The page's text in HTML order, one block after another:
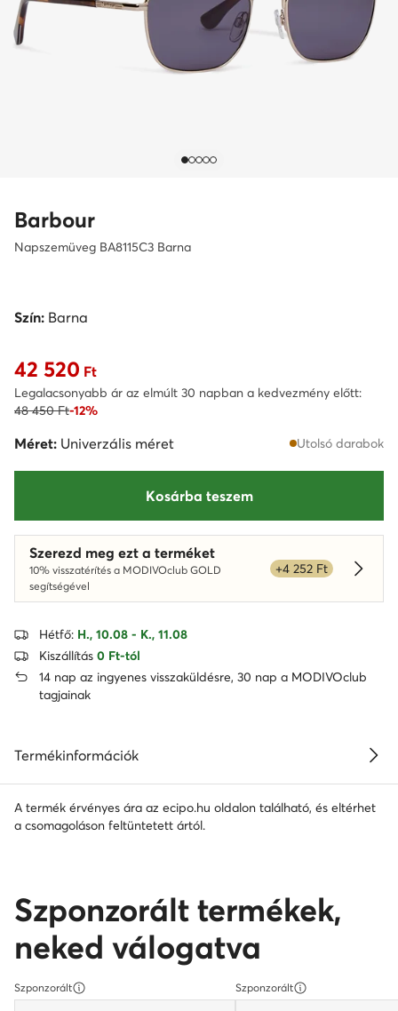
Barbour
Napszemüveg BA8115C3 Barna
Szín: Barna
Aktuális ár 42 520 Ft
42 520 Ft
Legalacsonyabb ár az elmúlt 30 napban a kedvezmény előtt:
48 450 Ft-12%
Méret: Univerzális méret Utolsó darabok
Kosárba teszem
Szerezd meg ezt a terméket
10% visszatérítés a MODIVOclub GOLD
segítségével
+4 252 Ft
Hétfő: H., 10.08 - K., 11.08
Kiszállítás 0 Ft-tól
14 nap az ingyenes visszaküldésre, 30 nap a MODIVOclub
tagjainak
Termékinformációk
A termék érvényes ára az ecipo.hu oldalon található, és eltérhet
a csomagoláson feltüntetett ártól.
Szponzorált termékek,
neked válogatva
Szponzorált Szponzorált